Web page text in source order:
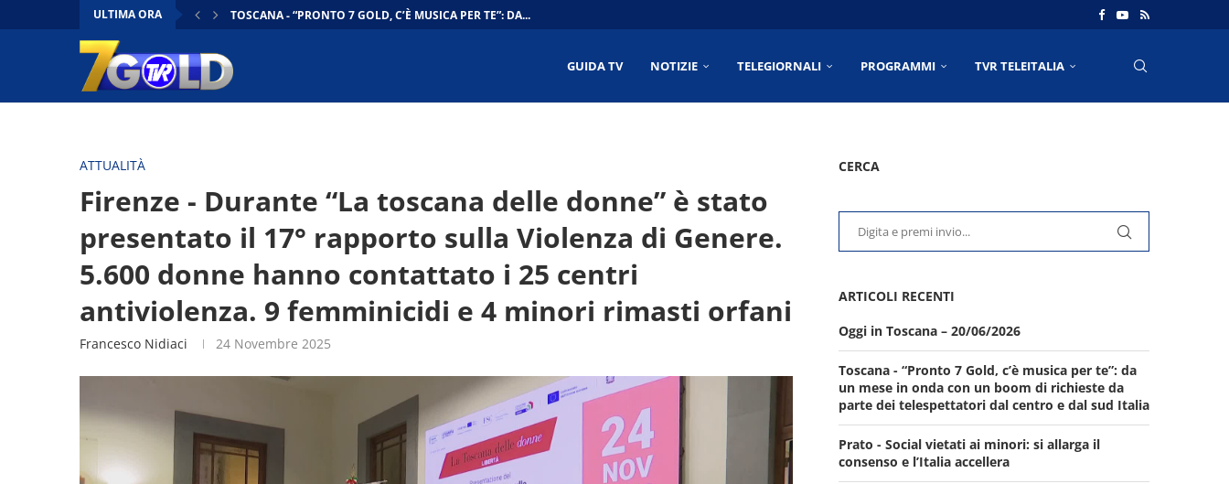
ULTIMA ORA
TOSCANA - “PRONTO 7 GOLD, C’È MUSICA PER TE”: DA...
GUIDA TV NOTIZIE TELEGIORNALI PROGRAMMI TVR TELEITALIA
ATTUALITÀ
Firenze - Durante “La toscana delle donne” è stato
presentato il 17° rapporto sulla Violenza di Genere.
5.600 donne hanno contattato i 25 centri
antiviolenza. 9 femminicidi e 4 minori rimasti orfani
Francesco Nidiaci 24 Novembre 2025
CERCA
ARTICOLI RECENTI
Oggi in Toscana – 20/06/2026
Toscana - “Pronto 7 Gold, c’è musica per te”: da
un mese in onda con un boom di richieste da
parte dei telespettatori dal centro e dal sud Italia
Prato - Social vietati ai minori: si allarga il
consenso e l’Italia accellera